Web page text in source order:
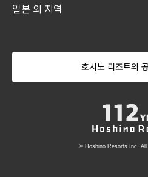
일본 외 지역
호시노 리조트의
© Hoshino Resorts Inc. All